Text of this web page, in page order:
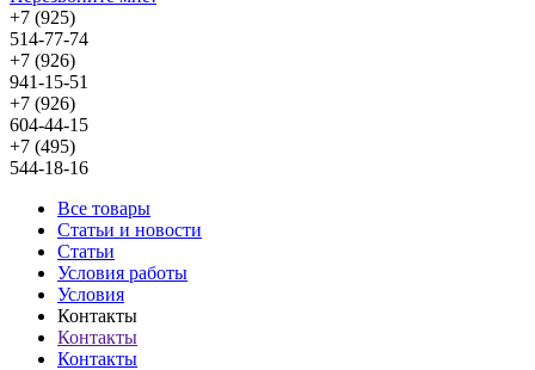
+7 (925)
514-77-74
+7 (926)
941-15-51
+7 (926)
604-44-15
+7 (495)
544-18-16
Все товары
Статьи и новости
Статьи
Условия работы
Условия
Контакты
Контакты
Контакты